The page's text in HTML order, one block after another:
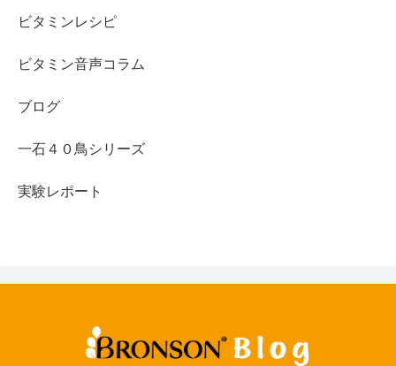
ビタミンレシピ
ビタミン音声コラム
ブログ
一石４０鳥シリーズ
実験レポート